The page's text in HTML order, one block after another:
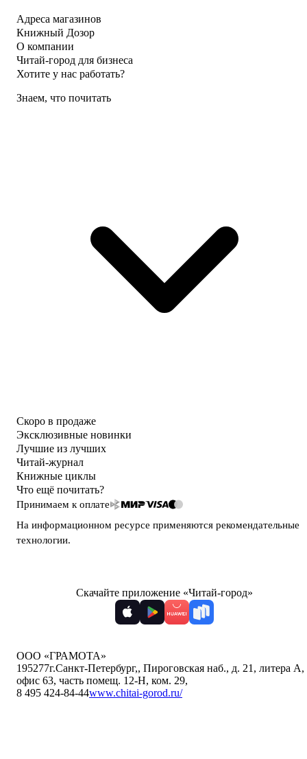
Адреса магазинов
Книжный Дозор
О компании
Читай-город для бизнеса
Хотите у нас работать?
Знаем, что почитать
Скоро в продаже
Эксклюзивные новинки
Лучшие из лучших
Читай-журнал
Книжные циклы
Что ещё почитать?
Принимаем к оплате
На информационном ресурсе применяются рекомендательные
технологии.
Скачайте приложение «Читай-город»
ООО «ГРАМОТА»
195277г.Санкт-Петербург,, Пироговская наб., д. 21, литера А,
офис 63, часть помещ. 12-Н, ком. 29,
8 495 424-84-44www.chitai-gorod.ru/